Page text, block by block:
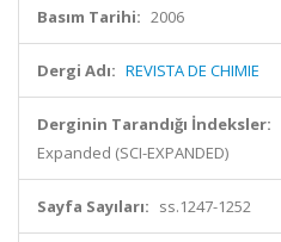
Basım Tarihi: 2006
Dergi Adı: REVISTA DE CHIMIE
Derginin Tarandığı İndeksler:
Expanded (SCI-EXPANDED)
Sayfa Sayıları: ss.1247-1252